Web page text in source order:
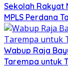
Sekolah Rakyat
MPLS Perdana
Wabup Raja
Tarempa untuk